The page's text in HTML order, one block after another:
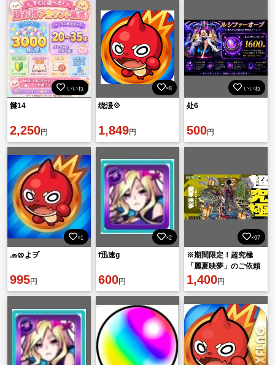
いいね
雠14
2,250円
×8
绕湲💠
1,849円
いいね
处6
500円
×1
🧢🥨よヺ
995円
×2
f迅速g
600円
×97
※期間限定！超究極
「麗夏映夢」のご依頼
はこちらへ！
1,400円